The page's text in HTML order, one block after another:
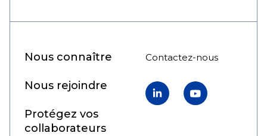
Nous connaître
Nous rejoindre
Protégez vos
collaborateurs
Contactez-nous
LinkedInYouTube